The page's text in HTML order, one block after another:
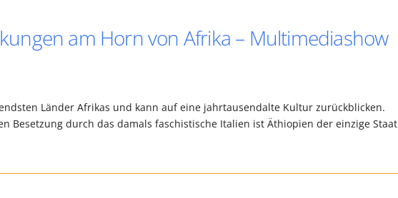
am Horn von Afrika – Multimediashow
Länder Afrikas und kann auf eine jahrtausendalte Kultur zurückblicken.
Besetzung durch das damals faschistische Italien ist Äthiopien der einzige Staat